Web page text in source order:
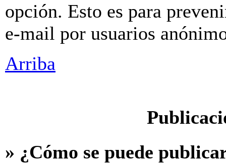
opción. Esto es para
e-mail por usuarios
Arriba
» ¿Cómo se puede